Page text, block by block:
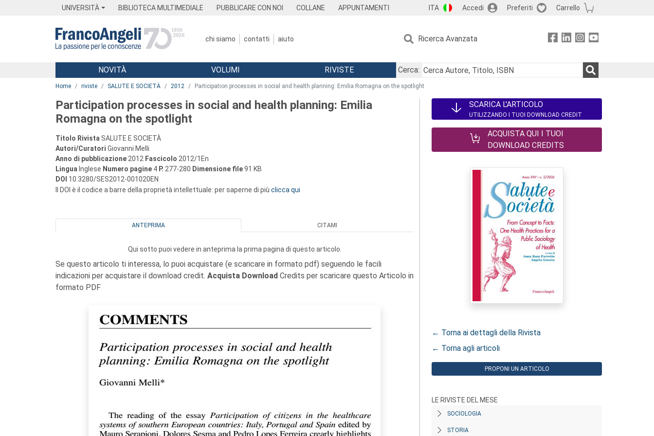
UNIVERSITÀ BIBLIOTECA MULTIMEDIALE PUBBLICARE CON NOI COLLANE APPUNTAMENTI ITA Accedi Preferiti Carrello
chi siamo contatti aiuto Ricerca Avanzata
Menu
NOVITÀ VOLUMI RIVISTE
Cerca:
Home riviste SALUTE E SOCIETÀ 2012 Participation processes in social and health planning: Emilia Romagna on the spotlight
Participation processes in social and health planning: Emilia
Romagna on the spotlight
Titolo Rivista SALUTE E SOCIETÀ
Autori/Curatori Giovanni Melli
Anno di pubblicazione 2012 Fascicolo 2012/1En
Lingua Inglese Numero pagine 4 P. 277-280 Dimensione file91 KB
DOI 10.3280/SES2012-001020EN
Il DOI è il codice a barre della proprietà intellettuale: per saperne di più clicca qui
ANTEPRIMA CITAMI
Qui sotto puoi vedere in anteprima la prima pagina di questo articolo.
Se questo articolo ti interessa, lo puoi acquistare (e scaricare in formato pdf) seguendo le facili
indicazioni per acquistare il download credit. Acquista Download Credits per scaricare questo Articolo in
formato PDF
SCARICA L'ARTICOLO
UTILIZZANDO I TUOI DOWNLOAD CREDIT
ACQUISTA QUI I TUOI
DOWNLOAD CREDITS
← Torna ai dettagli della Rivista
← Torna agli articoli
PROPONI UN ARTICOLO
LE RIVISTE DEL MESE
SOCIOLOGIA
STORIA